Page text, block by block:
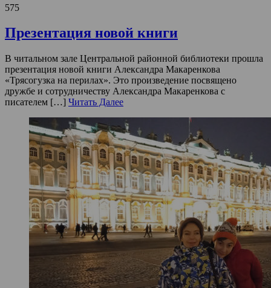
575
Презентация новой книги
В читальном зале Центральной районной библиотеки прошла
презентация новой книги Александра Макаренкова
«Трясогузка на перилах». Это произведение посвящено
дружбе и сотрудничеству Александра Макаренкова с
писателем […] Читать Далее